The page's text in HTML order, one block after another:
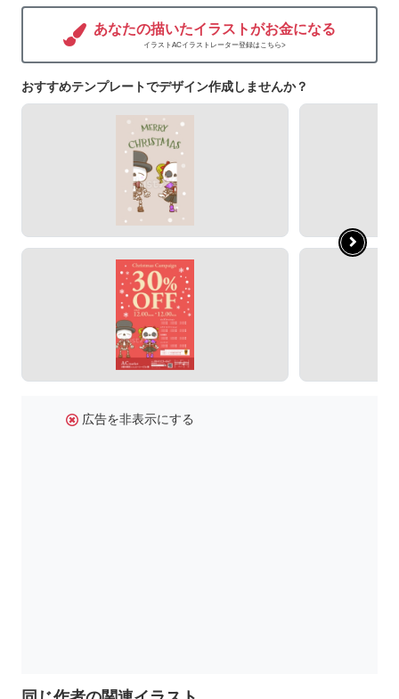
あなたの描いたイラストがお金になる
イラストACイラストレーター登録はこちら>
おすすめテンプレートでデザイン作成しませんか？
広告を非表示にする